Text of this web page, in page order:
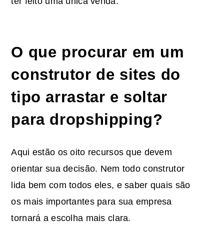
O que procurar em um
construtor de sites do
tipo arrastar e soltar
para dropshipping?
Aqui estão os oito recursos que devem
orientar sua decisão. Nem todo construtor
lida bem com todos eles, e saber quais são
os mais importantes para sua empresa
tornará a escolha mais clara.